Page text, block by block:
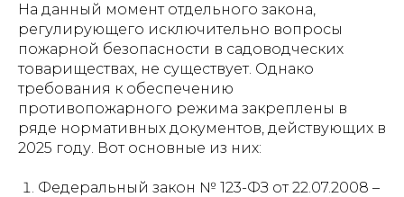
На данный момент отдельного закона,
регулирующего исключительно вопросы
пожарной безопасности в садоводческих
товариществах, не существует. Однако
требования к обеспечению
противопожарного режима закреплены в
ряде нормативных документов, действующих в
2025 году. Вот основные из них:
Федеральный закон № 123-ФЗ от 22.07.2008 –